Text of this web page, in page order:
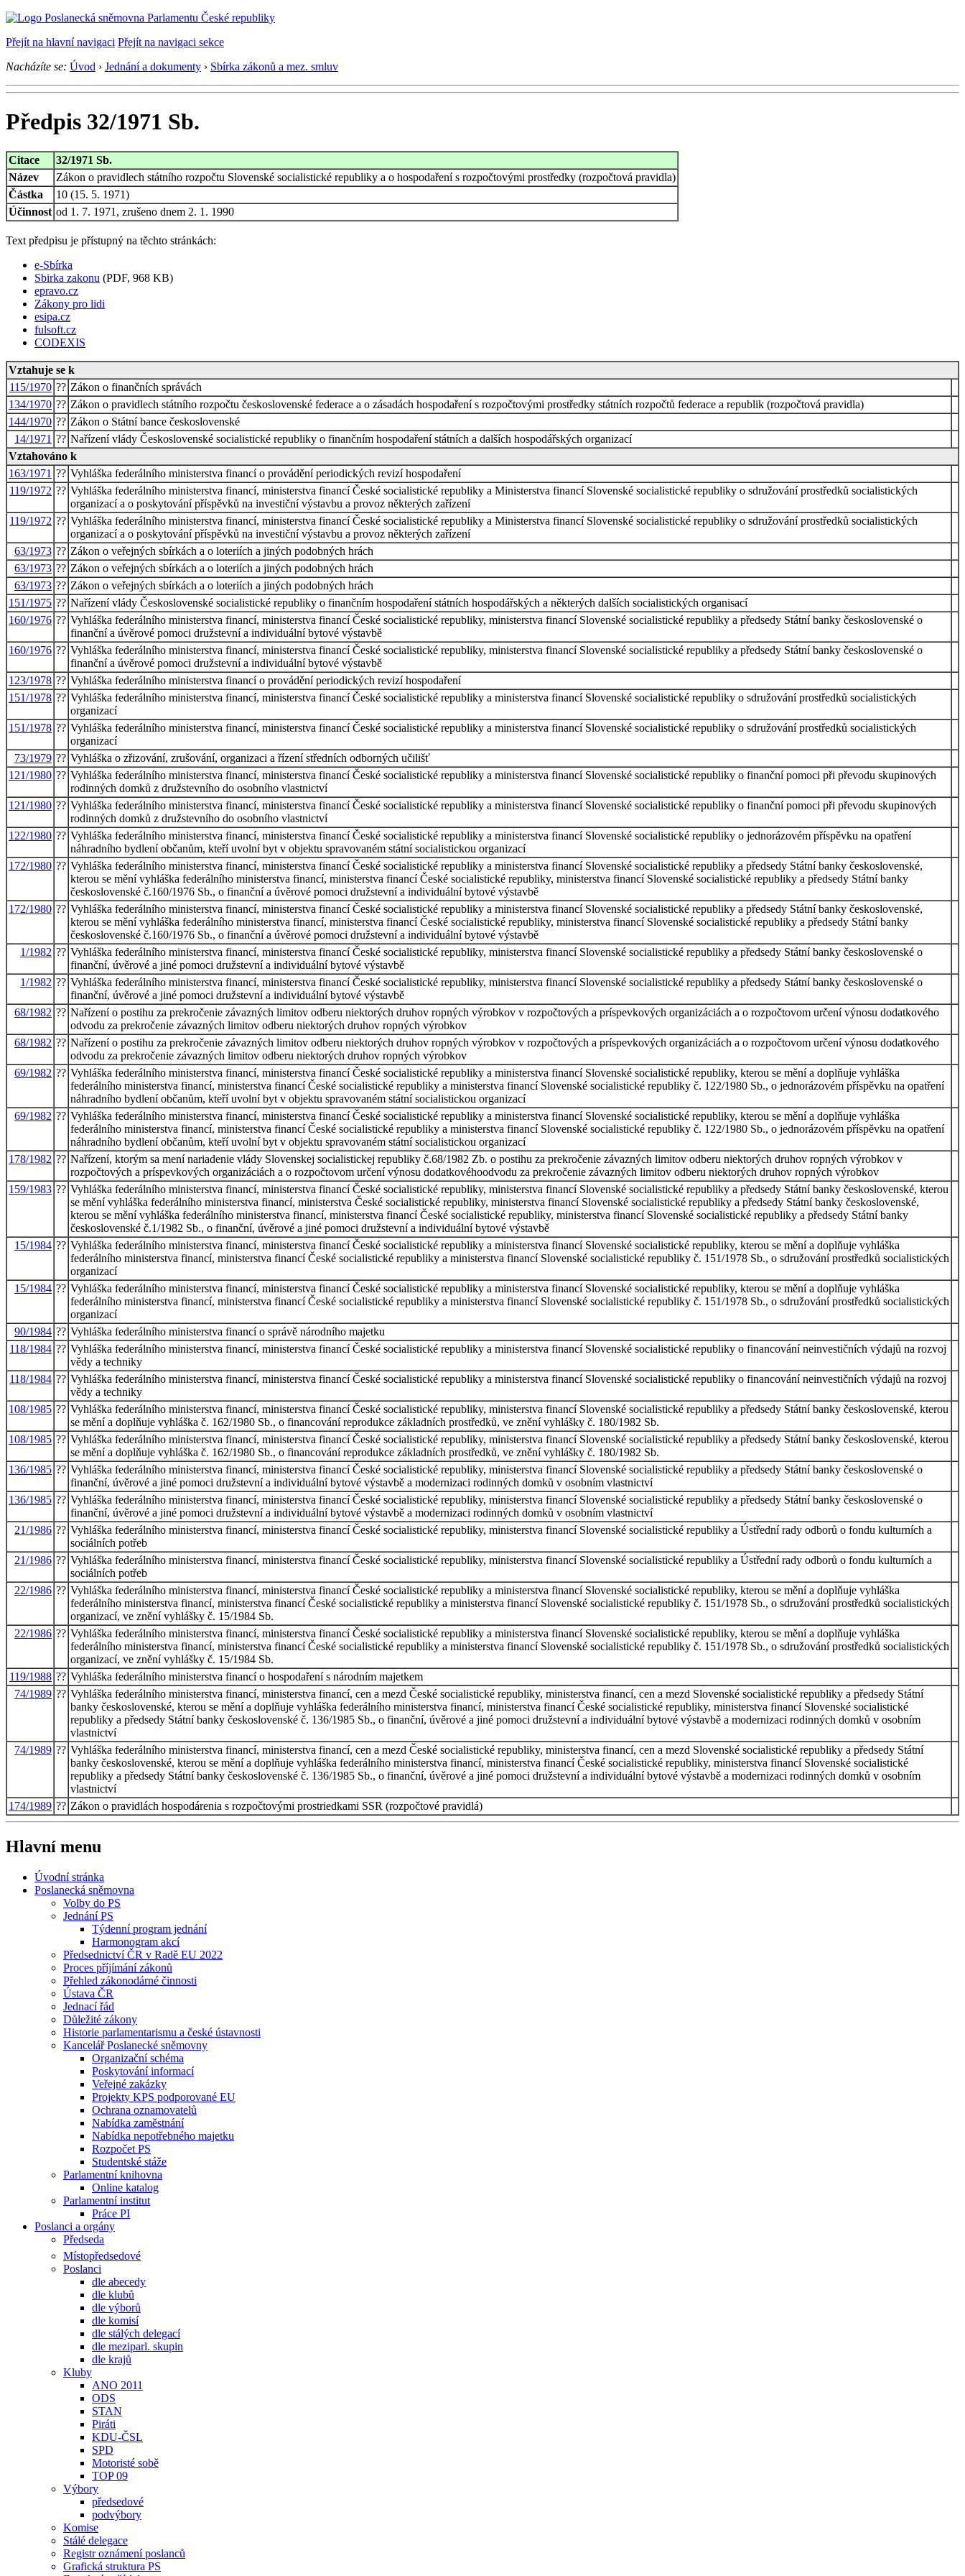
Přejít na hlavní navigaci Přejít na navigaci sekce
Nacházíte se: Úvod › Jednání a dokumenty › Sbírka zákonů a mez. smluv
Předpis 32/1971 Sb.
Citace
32/1971 Sb.
Název
Zákon o pravidlech státního rozpočtu Slovenské socialistické republiky a o hospodaření s rozpočtovými prostředky (rozpočtová pravidla)
Částka
10 (15. 5. 1971)
Účinnost od 1. 7. 1971, zrušeno dnem 2. 1. 1990
Text předpisu je přístupný na těchto stránkách:
e-Sbírka
Sbirka zakonu (PDF, 968 KB)
epravo.cz
Zákony pro lidi
esipa.cz
fulsoft.cz
CODEXIS
Vztahuje se k
115/1970 ?? Zákon o finančních správách
134/1970 ?? Zákon o pravidlech státního rozpočtu československé federace a o zásadách hospodaření s rozpočtovými prostředky státních rozpočtů federace a republik (rozpočtová pravidla)
144/1970 ?? Zákon o Státní bance československé
14/1971 ?? Nařízení vlády Československé socialistické republiky o finančním hospodaření státních a dalších hospodářských organizací
Vztahováno k
163/1971 ?? Vyhláška federálního ministerstva financí o provádění periodických revizí hospodaření
119/1972 ?? Vyhláška federálního ministerstva financí, ministerstva financí České socialistické republiky a Ministerstva financí Slovenské socialistické republiky o sdružování prostředků socialistických
organizací a o poskytování příspěvků na investiční výstavbu a provoz některých zařízení
119/1972 ?? Vyhláška federálního ministerstva financí, ministerstva financí České socialistické republiky a Ministerstva financí Slovenské socialistické republiky o sdružování prostředků socialistických
organizací a o poskytování příspěvků na investiční výstavbu a provoz některých zařízení
63/1973 ?? Zákon o veřejných sbírkách a o loteriích a jiných podobných hrách
63/1973 ?? Zákon o veřejných sbírkách a o loteriích a jiných podobných hrách
63/1973 ?? Zákon o veřejných sbírkách a o loteriích a jiných podobných hrách
151/1975 ?? Nařízení vlády Československé socialistické republiky o finančním hospodaření státních hospodářských a některých dalších socialistických organisací
160/1976 ?? Vyhláška federálního ministerstva financí, ministerstva financí České socialistické republiky, ministerstva financí Slovenské socialistické republiky a předsedy Státní banky československé o
finanční a úvěrové pomoci družstevní a individuální bytové výstavbě
160/1976 ?? Vyhláška federálního ministerstva financí, ministerstva financí České socialistické republiky, ministerstva financí Slovenské socialistické republiky a předsedy Státní banky československé o
finanční a úvěrové pomoci družstevní a individuální bytové výstavbě
123/1978 ?? Vyhláška federálního ministerstva financí o provádění periodických revizí hospodaření
151/1978 ?? Vyhláška federálního ministerstva financí, ministerstva financí České socialistické republiky a ministerstva financí Slovenské socialistické republiky o sdružování prostředků socialistických
organizací
151/1978 ?? Vyhláška federálního ministerstva financí, ministerstva financí České socialistické republiky a ministerstva financí Slovenské socialistické republiky o sdružování prostředků socialistických
organizací
73/1979 ?? Vyhláška o zřizování, zrušování, organizaci a řízení středních odborných učilišť
121/1980 ?? Vyhláška federálního ministerstva financí, ministerstva financí České socialistické republiky a ministerstva financí Slovenské socialistické republiky o finanční pomoci při převodu skupinových
rodinných domků z družstevního do osobního vlastnictví
121/1980 ?? Vyhláška federálního ministerstva financí, ministerstva financí České socialistické republiky a ministerstva financí Slovenské socialistické republiky o finanční pomoci při převodu skupinových
rodinných domků z družstevního do osobního vlastnictví
122/1980 ?? Vyhláška federálního ministerstva financí, ministerstva financí České socialistické republiky a ministerstva financí Slovenské socialistické republiky o jednorázovém příspěvku na opatření
náhradního bydlení občanům, kteří uvolní byt v objektu spravovaném státní socialistickou organizací
172/1980 ?? Vyhláška federálního ministerstva financí, ministerstva financí České socialistické republiky a ministerstva financí Slovenské socialistické republiky a předsedy Státní banky československé,
kterou se mění vyhláška federálního ministerstva financí, ministerstva financí České socialistické republiky, ministerstva financí Slovenské socialistické republiky a předsedy Státní banky
československé č.160/1976 Sb., o finanční a úvěrové pomoci družstevní a individuální bytové výstavbě
172/1980 ?? Vyhláška federálního ministerstva financí, ministerstva financí České socialistické republiky a ministerstva financí Slovenské socialistické republiky a předsedy Státní banky československé,
kterou se mění vyhláška federálního ministerstva financí, ministerstva financí České socialistické republiky, ministerstva financí Slovenské socialistické republiky a předsedy Státní banky
československé č.160/1976 Sb., o finanční a úvěrové pomoci družstevní a individuální bytové výstavbě
1/1982 ?? Vyhláška federálního ministerstva financí, ministerstva financí České socialistické republiky, ministerstva financí Slovenské socialistické republiky a předsedy Státní banky československé o
finanční, úvěrové a jiné pomoci družstevní a individuální bytové výstavbě
1/1982 ?? Vyhláška federálního ministerstva financí, ministerstva financí České socialistické republiky, ministerstva financí Slovenské socialistické republiky a předsedy Státní banky československé o
finanční, úvěrové a jiné pomoci družstevní a individuální bytové výstavbě
68/1982 ?? Nařízení o postihu za prekročenie závazných limitov odberu niektorých druhov ropných výrobkov v rozpočtových a príspevkových organizáciách a o rozpočtovom určení výnosu dodatkového
odvodu za prekročenie závazných limitov odberu niektorých druhov ropných výrobkov
68/1982 ?? Nařízení o postihu za prekročenie závazných limitov odberu niektorých druhov ropných výrobkov v rozpočtových a príspevkových organizáciách a o rozpočtovom určení výnosu dodatkového
odvodu za prekročenie závazných limitov odberu niektorých druhov ropných výrobkov
69/1982 ?? Vyhláška federálního ministerstva financí, ministerstva financí České socialistické republiky a ministerstva financí Slovenské socialistické republiky, kterou se mění a doplňuje vyhláška
federálního ministerstva financí, ministerstva financí České socialistické republiky a ministerstva financí Slovenské socialistické republiky č. 122/1980 Sb., o jednorázovém příspěvku na opatření
náhradního bydlení občanům, kteří uvolní byt v objektu spravovaném státní socialistickou organizací
69/1982 ?? Vyhláška federálního ministerstva financí, ministerstva financí České socialistické republiky a ministerstva financí Slovenské socialistické republiky, kterou se mění a doplňuje vyhláška
federálního ministerstva financí, ministerstva financí České socialistické republiky a ministerstva financí Slovenské socialistické republiky č. 122/1980 Sb., o jednorázovém příspěvku na opatření
náhradního bydlení občanům, kteří uvolní byt v objektu spravovaném státní socialistickou organizací
178/1982 ?? Nařízení, ktorým sa mení nariadenie vlády Slovenskej socialistickej republiky č.68/1982 Zb. o postihu za prekročenie závazných limitov odberu niektorých druhov ropných výrobkov v
rozpočtových a príspevkových organizáciách a o rozpočtovom určení výnosu dodatkovéhoodvodu za prekročenie závazných limitov odberu niektorých druhov ropných výrobkov
159/1983 ?? Vyhláška federálního ministerstva financí, ministerstva financí České socialistické republiky, ministerstva financí Slovenské socialistické republiky a předsedy Státní banky československé, kterou
se mění vyhláška federálního ministerstva financí, ministerstva České socialistické republiky, ministerstva financí Slovenské socialistické republiky a předsedy Státní banky československé,
kterou se mění vyhláška federálního ministerstva financí, ministerstva financí České socialistické republiky, ministerstva financí Slovenské socialistické republiky a předsedy Státní banky
československé č.1/1982 Sb., o finanční, úvěrové a jiné pomoci družstevní a individuální bytové výstavbě
15/1984 ?? Vyhláška federálního ministerstva financí, ministerstva financí České socialistické republiky a ministerstva financí Slovenské socialistické republiky, kterou se mění a doplňuje vyhláška
federálního ministerstva financí, ministerstva financí České socialistické republiky a ministerstva financí Slovenské socialistické republiky č. 151/1978 Sb., o sdružování prostředků socialistických
organizací
15/1984 ?? Vyhláška federálního ministerstva financí, ministerstva financí České socialistické republiky a ministerstva financí Slovenské socialistické republiky, kterou se mění a doplňuje vyhláška
federálního ministerstva financí, ministerstva financí České socialistické republiky a ministerstva financí Slovenské socialistické republiky č. 151/1978 Sb., o sdružování prostředků socialistických
organizací
90/1984 ?? Vyhláška federálního ministerstva financí o správě národního majetku
118/1984 ?? Vyhláška federálního ministerstva financí, ministerstva financí České socialistické republiky a ministerstva financí Slovenské socialistické republiky o financování neinvestičních výdajů na rozvoj
vědy a techniky
118/1984 ?? Vyhláška federálního ministerstva financí, ministerstva financí České socialistické republiky a ministerstva financí Slovenské socialistické republiky o financování neinvestičních výdajů na rozvoj
vědy a techniky
108/1985 ?? Vyhláška federálního ministerstva financí, ministerstva financí České socialistické republiky, ministerstva financí Slovenské socialistické republiky a předsedy Státní banky československé, kterou
se mění a doplňuje vyhláška č. 162/1980 Sb., o financování reprodukce základních prostředků, ve znění vyhlášky č. 180/1982 Sb.
108/1985 ?? Vyhláška federálního ministerstva financí, ministerstva financí České socialistické republiky, ministerstva financí Slovenské socialistické republiky a předsedy Státní banky československé, kterou
se mění a doplňuje vyhláška č. 162/1980 Sb., o financování reprodukce základních prostředků, ve znění vyhlášky č. 180/1982 Sb.
136/1985 ?? Vyhláška federálního ministerstva financí, ministerstva financí České socialistické republiky, ministerstva financí Slovenské socialistické republiky a předsedy Státní banky československé o
finanční, úvěrové a jiné pomoci družstevní a individuální bytové výstavbě a modernizaci rodinných domků v osobním vlastnictví
136/1985 ?? Vyhláška federálního ministerstva financí, ministerstva financí České socialistické republiky, ministerstva financí Slovenské socialistické republiky a předsedy Státní banky československé o
finanční, úvěrové a jiné pomoci družstevní a individuální bytové výstavbě a modernizaci rodinných domků v osobním vlastnictví
21/1986 ?? Vyhláška federálního ministerstva financí, ministerstva financí České socialistické republiky, ministerstva financí Slovenské socialistické republiky a Ústřední rady odborů o fondu kulturních a
sociálních potřeb
21/1986 ?? Vyhláška federálního ministerstva financí, ministerstva financí České socialistické republiky, ministerstva financí Slovenské socialistické republiky a Ústřední rady odborů o fondu kulturních a
sociálních potřeb
22/1986 ?? Vyhláška federálního ministerstva financí, ministerstva financí České socialistické republiky a ministerstva financí Slovenské socialistické republiky, kterou se mění a doplňuje vyhláška
federálního ministerstva financí, ministerstva financí České socialistické republiky a ministerstva financí Slovenské socialistické republiky č. 151/1978 Sb., o sdružování prostředků socialistických
organizací, ve znění vyhlášky č. 15/1984 Sb.
22/1986 ?? Vyhláška federálního ministerstva financí, ministerstva financí České socialistické republiky a ministerstva financí Slovenské socialistické republiky, kterou se mění a doplňuje vyhláška
federálního ministerstva financí, ministerstva financí České socialistické republiky a ministerstva financí Slovenské socialistické republiky č. 151/1978 Sb., o sdružování prostředků socialistických
organizací, ve znění vyhlášky č. 15/1984 Sb.
119/1988 ?? Vyhláška federálního ministerstva financí o hospodaření s národním majetkem
74/1989 ?? Vyhláška federálního ministerstva financí, ministerstva financí, cen a mezd České socialistické republiky, ministerstva financí, cen a mezd Slovenské socialistické republiky a předsedy Státní
banky československé, kterou se mění a doplňuje vyhláška federálního ministerstva financí, ministerstva financí České socialistické republiky, ministerstva financí Slovenské socialistické
republiky a předsedy Státní banky československé č. 136/1985 Sb., o finanční, úvěrové a jiné pomoci družstevní a individuální bytové výstavbě a modernizaci rodinných domků v osobním
vlastnictví
74/1989 ?? Vyhláška federálního ministerstva financí, ministerstva financí, cen a mezd České socialistické republiky, ministerstva financí, cen a mezd Slovenské socialistické republiky a předsedy Státní
banky československé, kterou se mění a doplňuje vyhláška federálního ministerstva financí, ministerstva financí České socialistické republiky, ministerstva financí Slovenské socialistické
republiky a předsedy Státní banky československé č. 136/1985 Sb., o finanční, úvěrové a jiné pomoci družstevní a individuální bytové výstavbě a modernizaci rodinných domků v osobním
vlastnictví
174/1989 ?? Zákon o pravidlách hospodárenia s rozpočtovými prostriedkami SSR (rozpočtové pravidlá)
Hlavní menu
Úvodní stránka
Poslanecká sněmovna
Volby do PS
Jednání PS
Týdenní program jednání
Harmonogram akcí
Předsednictví ČR v Radě EU 2022
Proces příjímání zákonů
Přehled zákonodárné činnosti
Ústava ČR
Jednací řád
Důležité zákony
Historie parlamentarismu a české ústavnosti
Kancelář Poslanecké sněmovny
Organizační schéma
Poskytování informací
Veřejné zakázky
Projekty KPS podporované EU
Ochrana oznamovatelů
Nabídka zaměstnání
Nabídka nepotřebného majetku
Rozpočet PS
Studentské stáže
Parlamentní knihovna
Online katalog
Parlamentní institut
Práce PI
Poslanci a orgány
Předseda
Místopředsedové
Poslanci
dle abecedy
dle klubů
dle výborů
dle komisí
dle stálých delegací
dle meziparl. skupin
dle krajů
Kluby
ANO 2011
ODS
STAN
Piráti
KDU-ČSL
SPD
Motoristé sobě
TOP 09
Výbory
předsedové
podvýbory
Komise
Stálé delegace
Registr oznámení poslanců
Grafická struktura PS